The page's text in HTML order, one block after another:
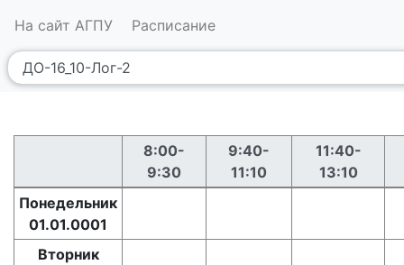
На сайт АГПУ Расписание
8:00-
9:30
9:40-
11:10
11:40-
13:10
Понедельник
01.01.0001
Вторник